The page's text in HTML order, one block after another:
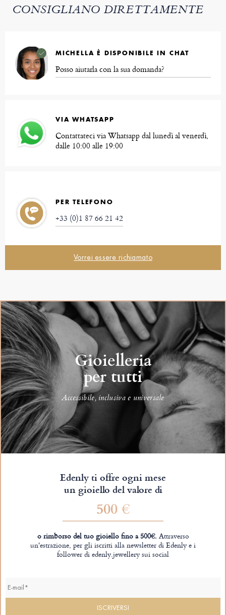
CONSIGLIANO DIRETTAMENTE
MICHELLA È DISPONIBILE IN CHAT
Posso aiutarla con la sua domanda?
VIA WHATSAPP
Contattateci via Whatsapp dal lunedì al venerdì,
dalle 10:00 alle 19:00
PER TELEFONO
+33 (0)1 87 66 21 42
Vorrei essere richiamato
Gioielleria
per tutti
Accessibile, inclusiva e universale
Edenly ti offre ogni mese
un gioiello del valore di
500 €
o rimborso del tuo gioiello fino a 500€.Attraverso
un'estrazione, per gli iscritti alla newsletter di Edenly e i
follower di edenly.jewellery sui social